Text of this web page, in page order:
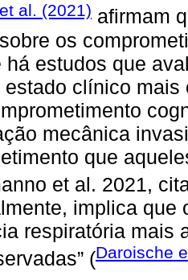
al. (2021) afirmam
os
há estudos que
estado clínico
mecânica
que
et al. 2021,
implica que
respiratória mais
(Daroische